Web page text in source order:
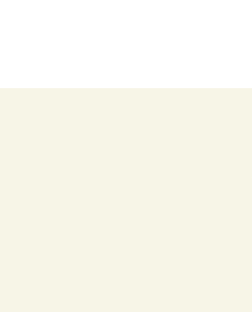
Post